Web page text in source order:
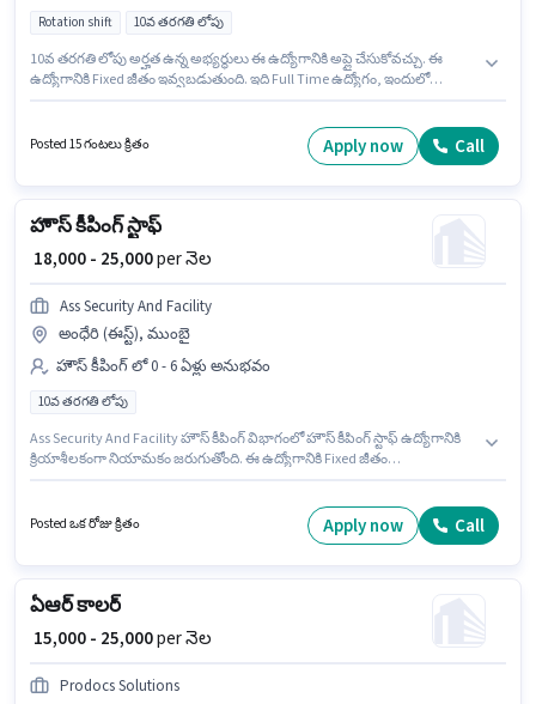
Rotation shift 10వ తరగతి లోపు
10వ తరగతి లోపు అర్హత ఉన్న అభ్యర్థులు ఈ ఉద్యోగానికి అప్లై చేసుకోవచ్చు. ఈ
ఉద్యోగానికి Fixed జీతం ఇవ్వబడుతుంది. ఇది Full Time ఉద్యోగం, ఇందులో
Sorting వంటి నైపుణ్యాలు ఉండాలి. ఈ ఖాళీ అంధేరి (ఈస్ట్), ముంబై లో ఉంది. Zepto
గిడ్డంగి / లాజిస్టిక్స్ విభాగంలో పిక్కర్ / ప్యాకర్ ఉద్యోగానికి క్రియాశీలకంగా నియామకం
Posted 15 గంటలు క్రితం Apply now Call
హౌస్ కీపింగ్ స్టాఫ్
₹ 18,000 - 25,000per నెల
Ass Security And Facility
అంధేరి (ఈస్ట్), ముంబై
హౌస్ కీపింగ్ లో 0 - 6 ఏళ్లు అనుభవం
10వ తరగతి లోపు
Ass Security And Facility హౌస్ కీపింగ్ విభాగంలో హౌస్ కీపింగ్ స్టాఫ్ ఉద్యోగానికి
క్రియాశీలకంగా నియామకం జరుగుతోంది. ఈ ఉద్యోగానికి Fixed జీతం
మరియు కంపెనీ పాలసీలపై ఆధారపడి ఇప్పించబడతాయి. ఈ ఉద్యోగం అంధేరి
(ఈస్ట్), ముంబై లో ఉంది. ఈ ఉద్యోగానికి 10వ తరగతి లోపు అర్హత ఉన్న అభ్యర్థులు
Posted ఒక రోజు క్రితం Apply now Call
ఏఆర్ కాలర్
₹ 15,000 - 25,000per నెల
Prodocs Solutions